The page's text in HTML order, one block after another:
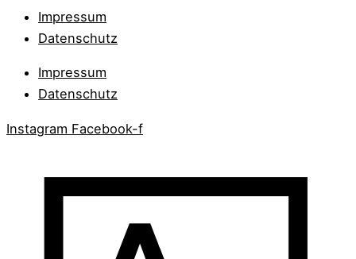
Impressum
Datenschutz
Impressum
Datenschutz
Instagram Facebook-f